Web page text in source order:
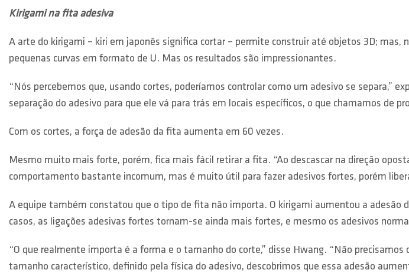
Kirigami na fita adesiva
A arte do kirigami – kiri em japonês significa cortar – permite construir até objetos 3D; mas,
pequenas curvas em formato de U. Mas os resultados são impressionantes.
“Nós percebemos que, usando cortes, poderíamos controlar como um adesivo se separa,”
separação do adesivo para que ele vá para trás em locais específicos, o que chamamos de
Com os cortes, a força de adesão da fita aumenta em 60 vezes.
Mesmo muito mais forte, porém, fica mais fácil retirar a fita. “Ao descascar na direção
comportamento bastante incomum, mas é muito útil para fazer adesivos fortes, porém
A equipe também constatou que o tipo de fita não importa. O kirigami aumentou a
casos, as ligações adesivas fortes tornam-se ainda mais fortes, e mesmo os adesivos
“O que realmente importa é a forma e o tamanho do corte,” disse Hwang. “Não
tamanho característico, definido pela física do adesivo, descobrimos que essa adesão